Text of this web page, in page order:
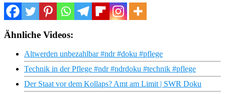
Ähnliche Videos:
Altwerden unbezahlbar #ndr #doku #pflege
Technik in der Pflege #ndr #ndrdoku #technik #pflege
Der Staat vor dem Kollaps? Amt am Limit | SWR Doku